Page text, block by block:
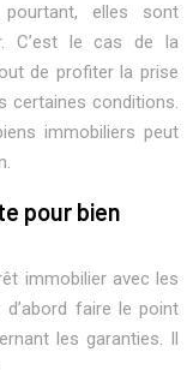
pourtant, elles sont
C’est le cas de la
de profiter la prise
certaines conditions.
immobiliers peut
pour bien
immobilier avec les
faire le point
les garanties. Il